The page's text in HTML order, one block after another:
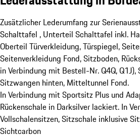
Zusätzlicher Lederumfang zur
Schalttafel , Unterteil Schalttafel inkl.
Oberteil Türverkleidung, Türspiegel,
Seitenverkleidung Fond, Sitzboden,
in Verbindung mit Bestell-Nr. Q4Q,
Sitzwangen hinten, Mitteltunnel Fond.
In Verbindung mit Sportsitz Plus und
Rückenschale in Darksilver lackiert. In
Vollschalensitzen, Sitzschale inklusive
Sichtcarbon